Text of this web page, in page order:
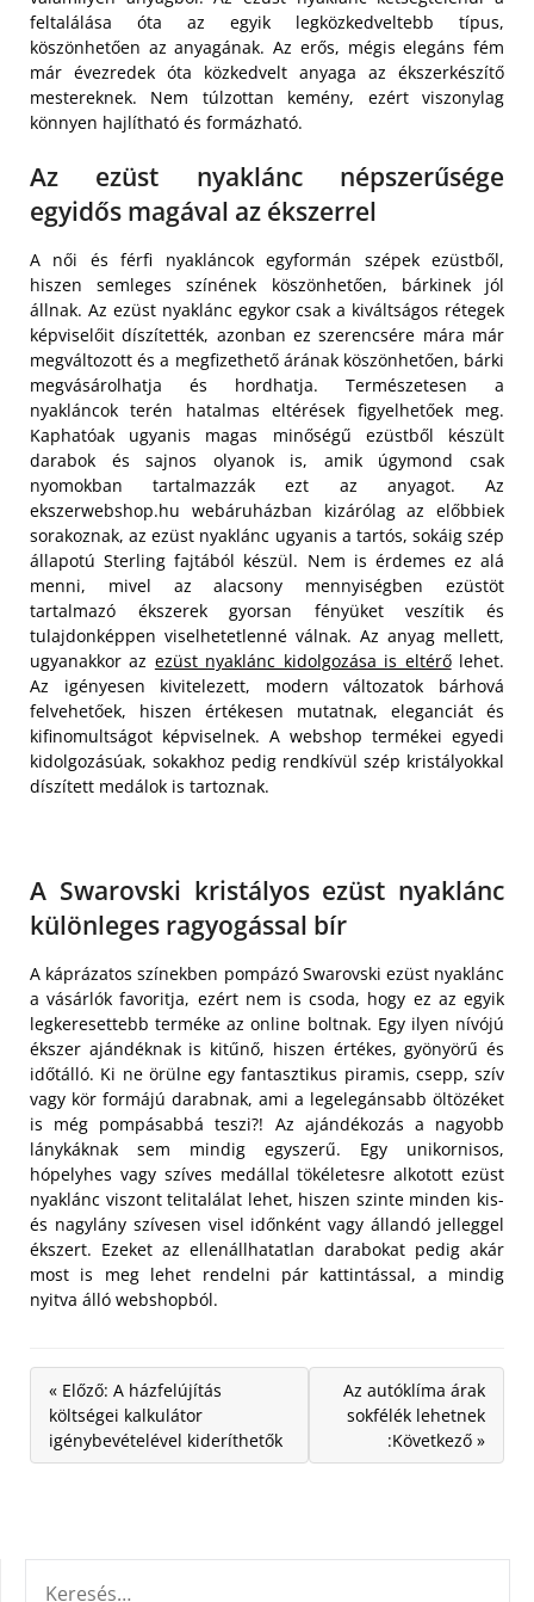
feltalálása óta az egyik legközkedveltebb típus,
köszönhetően az anyagának. Az erős, mégis elegáns fém
már évezredek óta közkedvelt anyaga az ékszerkészítő
mestereknek. Nem túlzottan kemény, ezért viszonylag
könnyen hajlítható és formázható.
Az ezüst nyaklánc népszerűsége
egyidős magával az ékszerrel
A női és férfi nyakláncok egyformán szépek ezüstből,
hiszen semleges színének köszönhetően, bárkinek jól
állnak. Az ezüst nyaklánc egykor csak a kiváltságos rétegek
képviselőit díszítették, azonban ez szerencsére mára már
megváltozott és a megfizethető árának köszönhetően, bárki
megvásárolhatja és hordhatja. Természetesen a
nyakláncok terén hatalmas eltérések figyelhetőek meg.
Kaphatóak ugyanis magas minőségű ezüstből készült
darabok és sajnos olyanok is, amik úgymond csak
nyomokban tartalmazzák ezt az anyagot. Az
ekszerwebshop.hu webáruházban kizárólag az előbbiek
sorakoznak, az ezüst nyaklánc ugyanis a tartós, sokáig szép
állapotú Sterling fajtából készül. Nem is érdemes ez alá
menni, mivel az alacsony mennyiségben ezüstöt
tartalmazó ékszerek gyorsan fényüket veszítik és
tulajdonképpen viselhetetlenné válnak. Az anyag mellett,
ugyanakkor az ezüst nyaklánc kidolgozása is eltérőlehet.
Az igényesen kivitelezett, modern változatok bárhová
felvehetőek, hiszen értékesen mutatnak, eleganciát és
kifinomultságot képviselnek. A webshop termékei egyedi
kidolgozásúak, sokakhoz pedig rendkívül szép kristályokkal
díszített medálok is tartoznak.
A Swarovski kristályos ezüst nyaklánc
különleges ragyogással bír
A káprázatos színekben pompázó Swarovski ezüst nyaklánc
a vásárlók favoritja, ezért nem is csoda, hogy ez az egyik
legkeresettebb terméke az online boltnak. Egy ilyen nívójú
ékszer ajándéknak is kitűnő, hiszen értékes, gyönyörű és
időtálló. Ki ne örülne egy fantasztikus piramis, csepp, szív
vagy kör formájú darabnak, ami a legelegánsabb öltözéket
is még pompásabbá teszi?! Az ajándékozás a nagyobb
lánykáknak sem mindig egyszerű. Egy unikornisos,
hópelyhes vagy szíves medállal tökéletesre alkotott ezüst
nyaklánc viszont telitalálat lehet, hiszen szinte minden kis-
és nagylány szívesen visel időnként vagy állandó jelleggel
ékszert. Ezeket az ellenállhatatlan darabokat pedig akár
most is meg lehet rendelni pár kattintással, a mindig
nyitva álló webshopból.
« Előző: A házfelújítás
költségei kalkulátor
igénybevételével kideríthetők
Az autóklíma árak
sokfélék lehetnek
:Következő »